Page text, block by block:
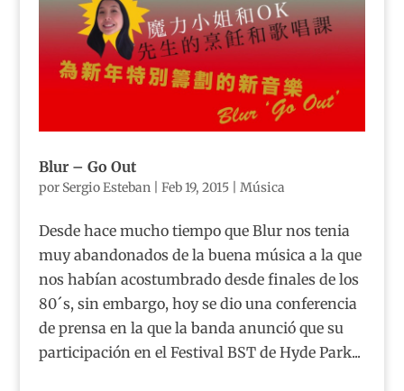
Blur – Go Out
por Sergio Esteban| Feb 19, 2015| Música
Desde hace mucho tiempo que Blur nos tenia
muy abandonados de la buena música a la que
nos habían acostumbrado desde finales de los
80´s, sin embargo, hoy se dio una conferencia
de prensa en la que la banda anunció que su
participación en el Festival BST de Hyde Park...